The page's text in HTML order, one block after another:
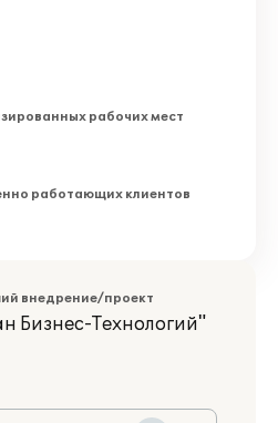
рабочих мест
работающих клиентов
внедрение/проект
Бизнес-Технологий"